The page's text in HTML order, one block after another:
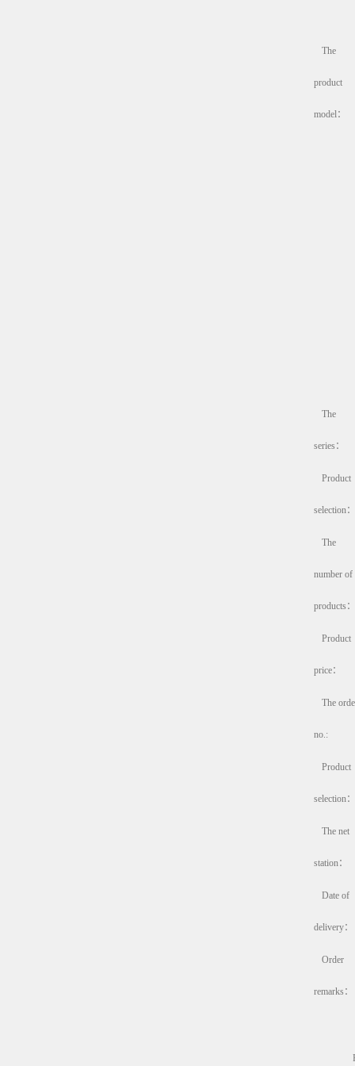
The
product
model：
The
series：
Product
selection：
The
number of
products：
Product
price：
The
no.:
Product
selection：
The net
station：
Date of
delivery：
Order
remarks：